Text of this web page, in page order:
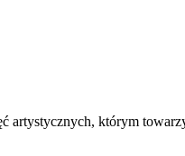
artystycznych, którym